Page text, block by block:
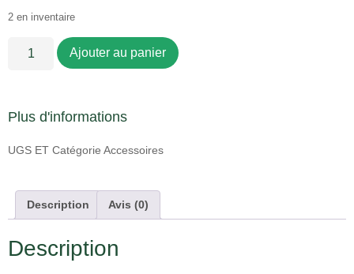
2 en inventaire
Ajouter au panier
Plus d'informations
UGS ET Catégorie Accessoires
Description Avis (0)
Description